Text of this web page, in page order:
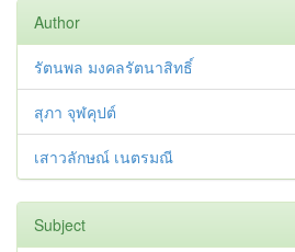
Author
รัตนพล มงคลรัตนาสิทธิ์
สุภา จุฬคุปต์
เสาวลักษณ์ เนตรมณี
Subject